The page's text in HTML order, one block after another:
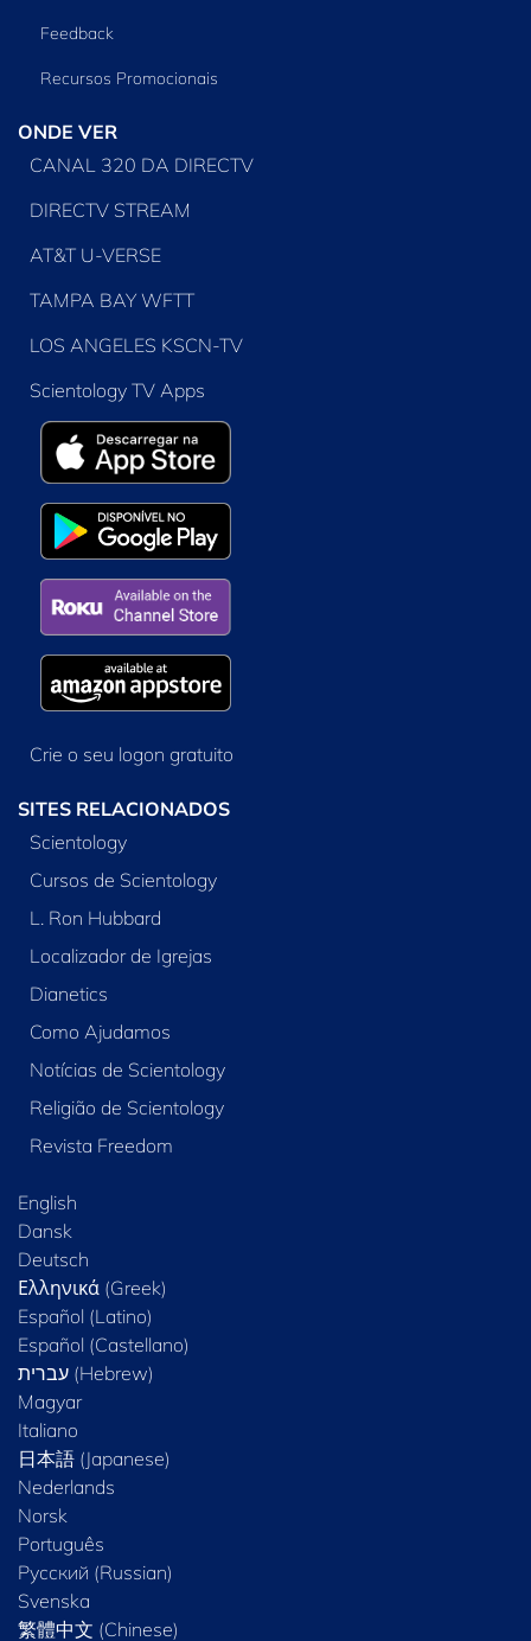
Feedback
Recursos Promocionais
ONDE VER
CANAL 320 DA DIRECTV
DIRECTV STREAM
AT&T U-VERSE
TAMPA BAY WFTT
LOS ANGELES KSCN-TV
Scientology TV Apps
Crie o seu logon gratuito
SITES RELACIONADOS
Scientology
Cursos de Scientology
L. Ron Hubbard
Localizador de Igrejas
Dianetics
Como Ajudamos
Notícias de Scientology
Religião de Scientology
Revista Freedom
English
Dansk
Deutsch
Ελληνικά (Greek)
Español (Latino)
Español (Castellano)
Magyar
Italiano
日本語 (Japanese)
Nederlands
Norsk
Português
Русский (Russian)
Svenska
繁體中文 (Chinese)